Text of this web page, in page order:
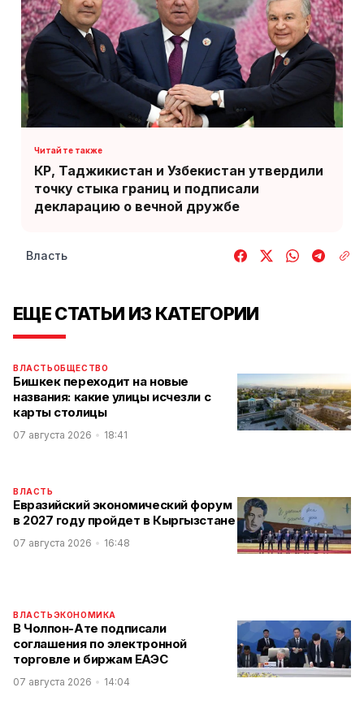
КР, Таджикистан и Узбекистан утвердили
точку стыка границ и подписали
декларацию о вечной дружбе
Власть
ЕЩЕ СТАТЬИ ИЗ КАТЕГОРИИ
ВЛАСТЬОБЩЕСТВО
Бишкек переходит на новые
названия: какие улицы исчезли с
карты столицы
07 августа 2026 18:41
ВЛАСТЬ
Евразийский экономический форум
в 2027 году пройдет в Кыргызстане
07 августа 2026 16:48
ВЛАСТЬЭКОНОМИКА
В Чолпон-Ате подписали
соглашения по электронной
торговле и биржам ЕАЭС
07 августа 2026 14:04